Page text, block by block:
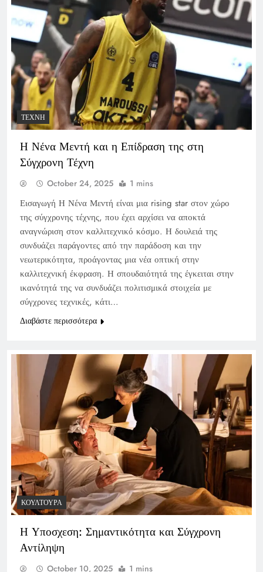
ΤΈΧΝΗ
Η Νένα Μεντή και η Επίδραση της στη
Σύγχρονη Τέχνη
October 24, 2025 1 mins
Εισαγωγή Η Νένα Μεντή είναι μια rising star στον χώρο
της σύγχρονης τέχνης, που έχει αρχίσει να αποκτά
αναγνώριση στον καλλιτεχνικό κόσμο. Η δουλειά της
συνδυάζει παράγοντες από την παράδοση και την
νεωτερικότητα, προάγοντας μια νέα οπτική στην
καλλιτεχνική έκφραση. Η σπουδαιότητά της έγκειται στην
ικανότητά της να συνδυάζει πολιτισμικά στοιχεία με
σύγχρονες τεχνικές, κάτι…
Διαβάστε περισσότερα
ΚΟΥΛΤΟΎΡΑ
Η Υποσχεση: Σημαντικότητα και Σύγχρονη
Αντίληψη
October 10, 2025 1 mins